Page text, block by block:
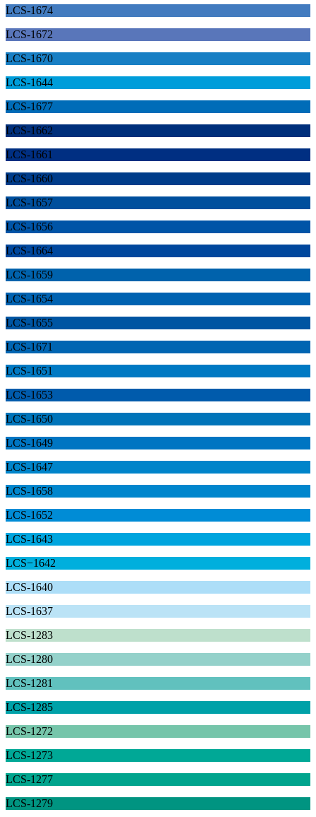
LCS-1674
LCS-1672
LCS-1670
LCS-1644
LCS-1677
LCS-1662
LCS-1661
LCS-1660
LCS-1657
LCS-1656
LCS-1664
LCS-1659
LCS-1654
LCS-1655
LCS-1671
LCS-1651
LCS-1653
LCS-1650
LCS-1649
LCS-1647
LCS-1658
LCS-1652
LCS-1643
LCS−1642
LCS-1640
LCS-1637
LCS-1283
LCS-1280
LCS-1281
LCS-1285
LCS-1272
LCS-1273
LCS-1277
LCS-1279